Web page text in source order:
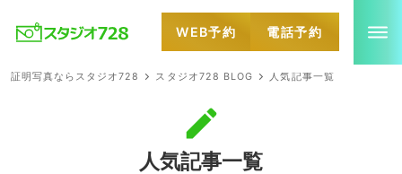
WEB予約 電話予約
証明写真ならスタジオ728 スタジオ728 BLOG 人気記事一覧
人気記事一覧